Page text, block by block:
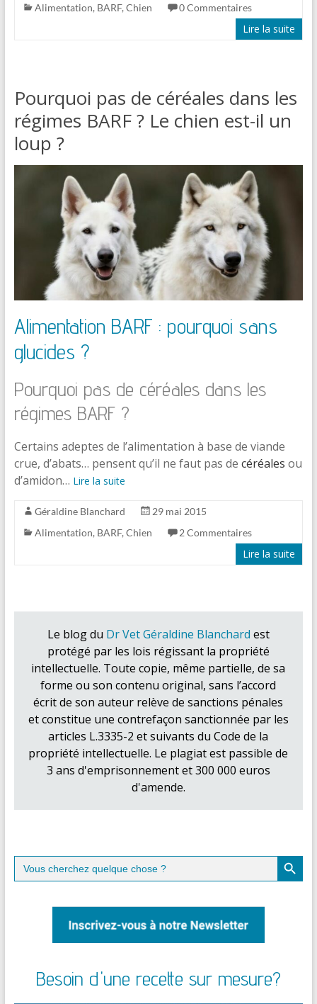
Alimentation, BARF, Chien 0 Commentaires
Lire la suite
Pourquoi pas de céréales dans les
régimes BARF ? Le chien est-il un
loup ?
Alimentation BARF : pourquoi sans
glucides ?
Pourquoi pas de céréales dans les
régimes BARF ?
Certains adeptes de l’alimentation à base de viande
crue, d’abats… pensent qu’il ne faut pas de céréales ou
d’amidon… Lire la suite
Géraldine Blanchard
29 mai 2015
Alimentation, BARF, Chien 2 Commentaires
Lire la suite
Le blog du Dr Vet Géraldine Blanchard est
protégé par les lois régissant la propriété
intellectuelle. Toute copie, même partielle, de sa
forme ou son contenu original, sans l’accord
écrit de son auteur relève de sanctions pénales
et constitue une contrefaçon sanctionnée par les
articles L.3335-2 et suivants du Code de la
propriété intellectuelle. Le plagiat est passible de
3 ans d'emprisonnement et 300 000 euros
d'amende.
Search
for:
Search Button
Besoin d'une recette sur mesure?